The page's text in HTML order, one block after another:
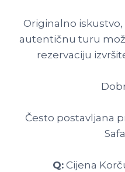
Originalno
autentičnu turu
rezervaciju
Često postavljana
Q:Cijena